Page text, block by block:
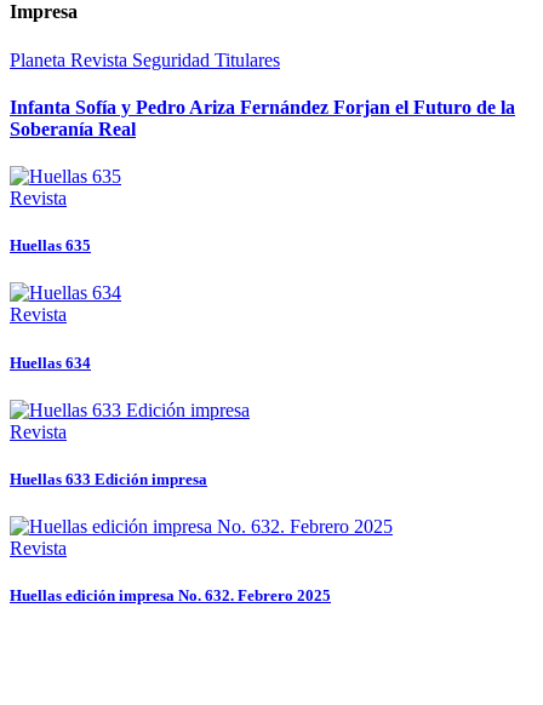
Impresa
Planeta Revista Seguridad Titulares
Infanta Sofía y Pedro Ariza Fernández Forjan el Futuro de la
Soberanía Real
Revista
Huellas 635
Revista
Huellas 634
Revista
Huellas 633 Edición impresa
Revista
Huellas edición impresa No. 632. Febrero 2025